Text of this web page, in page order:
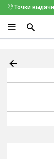
Точки выдачи